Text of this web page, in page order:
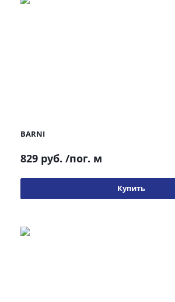
BARNI
829 руб. /пог. м
Купить